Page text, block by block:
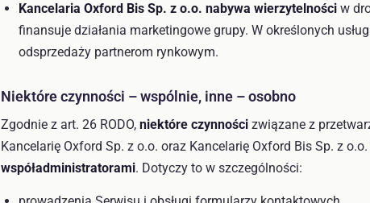
Kancelaria Oxford Bis Sp. z o.o. nabywa wierzytelności w
finansuje działania marketingowe grupy. W określonych
odsprzedaży partnerom rynkowym.
Niektóre czynności – wspólnie, inne – osobno
Zgodnie z art. 26 RODO, niektóre czynności związane z
Kancelarię Oxford Sp. z o.o. oraz Kancelarię Oxford Bis Sp. z o.o.
współadministratorami. Dotyczy to w szczególności: